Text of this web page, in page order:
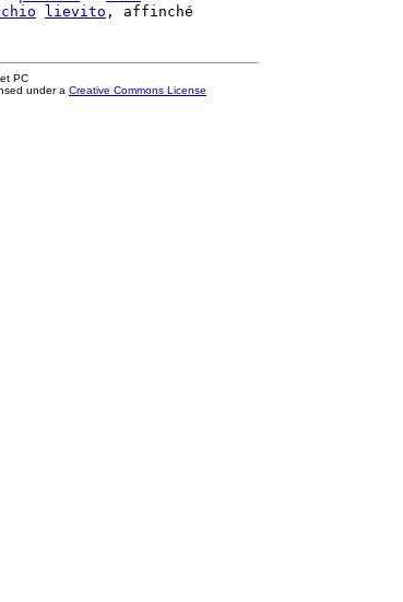
lievito
PC
under a Creative Commons License